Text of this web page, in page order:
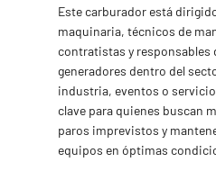
Este carburador está
maquinaria, técnicos de
contratistas y responsables
generadores dentro del
industria, eventos o
clave para quienes buscan
paros imprevistos y
equipos en óptimas